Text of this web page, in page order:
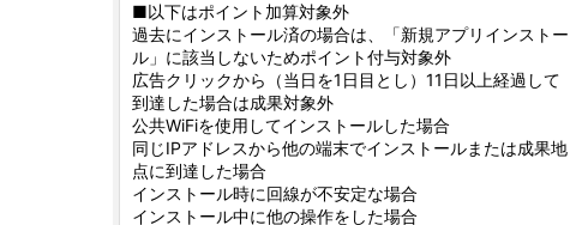
■以下はポイント加算対象外
過去にインストール済の場合は、「新規アプリインストー
ル」に該当しないためポイント付与対象外
広告クリックから（当日を1日目とし）11日以上経過して
到達した場合は成果対象外
公共WiFiを使用してインストールした場合
同じIPアドレスから他の端末でインストールまたは成果地
点に到達した場合
インストール時に回線が不安定な場合
インストール中に他の操作をした場合